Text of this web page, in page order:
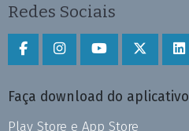
Redes Sociais
Faça download do aplicativo
Play Store e App Store